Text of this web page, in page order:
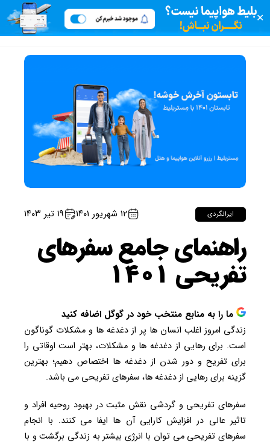
✕
ایرانگردی ۱۲ شهریور ۱۴۰۱ ۱۹ تیر ۱۴۰۳
راهنمای جامع سفرهای
تفریحی ۱۴۰۱
ما را به منابع منتخب خود در گوگل اضافه کنید
زندگی امروز اغلب انسان ها پر از دغدغه ها و مشکلات گوناگون
است. برای رهایی از دغدغه ها و مشکلات، بهتر است اوقاتی را
برای تفریح و دور شدن از دغدغه ها اختصاص دهیم؛ بهترین
گزینه برای رهایی از دغدغه ها، سفرهای تفریحی می باشد.
سفرهای تفریحی و گردشی نقش مثبت در بهبود روحیه افراد و
تاثیر عالی در افزایش کارایی آن ها ایفا می کنند. با انجام
سفرهای تفریحی می توان با انرژی بیشتر به زندگی برگشت و با